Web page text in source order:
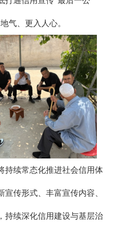
气、更入人心。
持续常态化推进社会信用体
宣传形式、丰富宣传内容、
持续深化信用建设与基层治